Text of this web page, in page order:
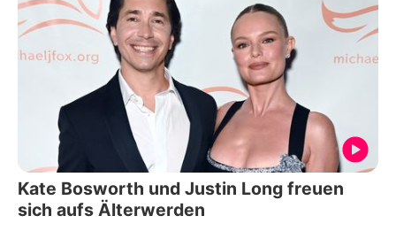
Kate Bosworth und Justin Long freuen
sich aufs Älterwerden